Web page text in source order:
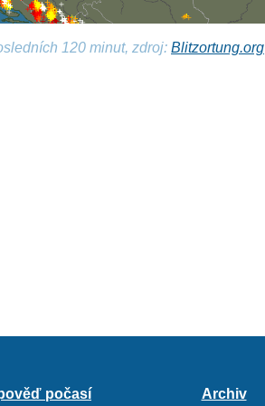
120 minut, zdroj:Blitzortung.org
počasí Archiv